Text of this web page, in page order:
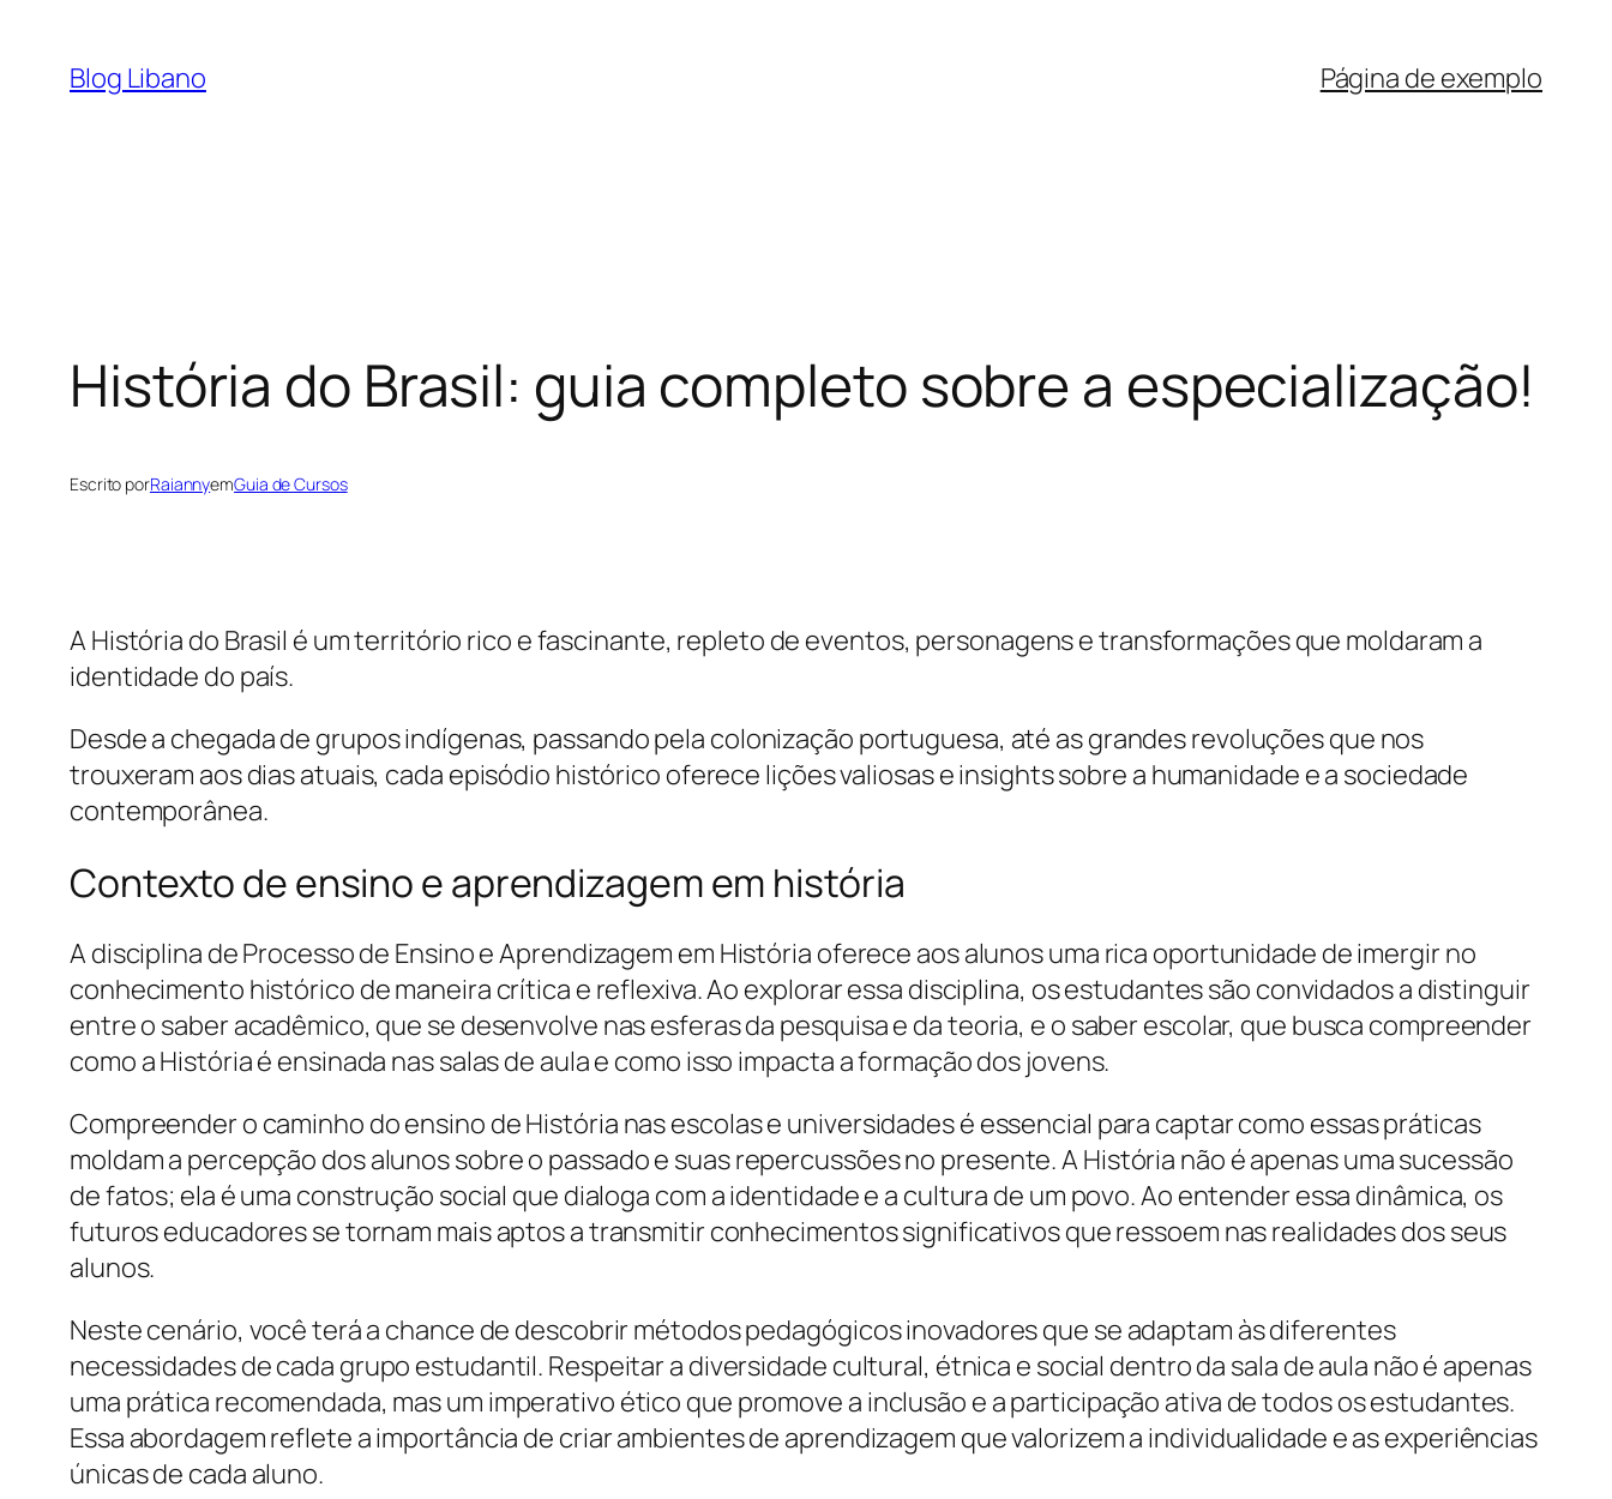
Blog Libano Página de exemplo
História do Brasil: guia completo sobre a especialização!
Escrito porRaiannyemGuia de Cursos
A História do Brasil é um território rico e fascinante, repleto de eventos, personagens e transformações que moldaram a
identidade do país.
Desde a chegada de grupos indígenas, passando pela colonização portuguesa, até as grandes revoluções que nos
trouxeram aos dias atuais, cada episódio histórico oferece lições valiosas e insights sobre a humanidade e a sociedade
contemporânea.
Contexto de ensino e aprendizagem em história
A disciplina de Processo de Ensino e Aprendizagem em História oferece aos alunos uma rica oportunidade de imergir no
conhecimento histórico de maneira crítica e reflexiva. Ao explorar essa disciplina, os estudantes são convidados a distinguir
entre o saber acadêmico, que se desenvolve nas esferas da pesquisa e da teoria, e o saber escolar, que busca compreender
como a História é ensinada nas salas de aula e como isso impacta a formação dos jovens.
Compreender o caminho do ensino de História nas escolas e universidades é essencial para captar como essas práticas
moldam a percepção dos alunos sobre o passado e suas repercussões no presente. A História não é apenas uma sucessão
de fatos; ela é uma construção social que dialoga com a identidade e a cultura de um povo. Ao entender essa dinâmica, os
futuros educadores se tornam mais aptos a transmitir conhecimentos significativos que ressoem nas realidades dos seus
alunos.
Neste cenário, você terá a chance de descobrir métodos pedagógicos inovadores que se adaptam às diferentes
necessidades de cada grupo estudantil. Respeitar a diversidade cultural, étnica e social dentro da sala de aula não é apenas
uma prática recomendada, mas um imperativo ético que promove a inclusão e a participação ativa de todos os estudantes.
Essa abordagem reflete a importância de criar ambientes de aprendizagem que valorizem a individualidade e as experiências
únicas de cada aluno.